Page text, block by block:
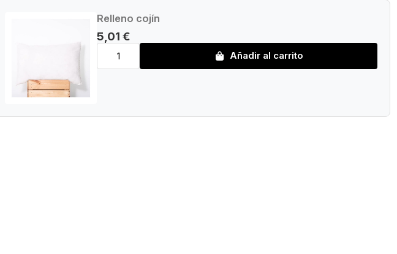
Relleno cojín
5,01 €
Añadir al carrito